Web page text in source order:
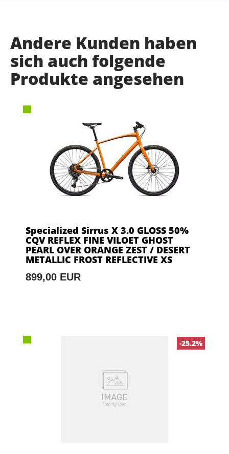
Andere Kunden haben
sich auch folgende
Produkte angesehen
Specialized Sirrus X 3.0 GLOSS 50%
CQV REFLEX FINE VILOET GHOST
PEARL OVER ORANGE ZEST / DESERT
METALLIC FROST REFLECTIVE XS
899,00 EUR
-25.2%